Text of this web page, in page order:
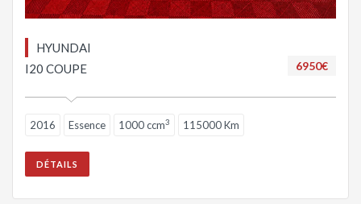
HYUNDAI
I20 COUPE
6950€
2016 Essence 1000 ccm3 115000 Km
DÉTAILS